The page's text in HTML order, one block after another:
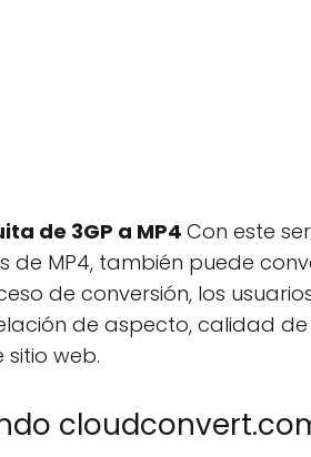
de 3GP a MP4 Con este
MP4, también puede
de conversión, los
de aspecto, calidad de
sitio web.